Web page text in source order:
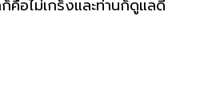
คือไม่เกร็งและท่านก็ดูแลดี